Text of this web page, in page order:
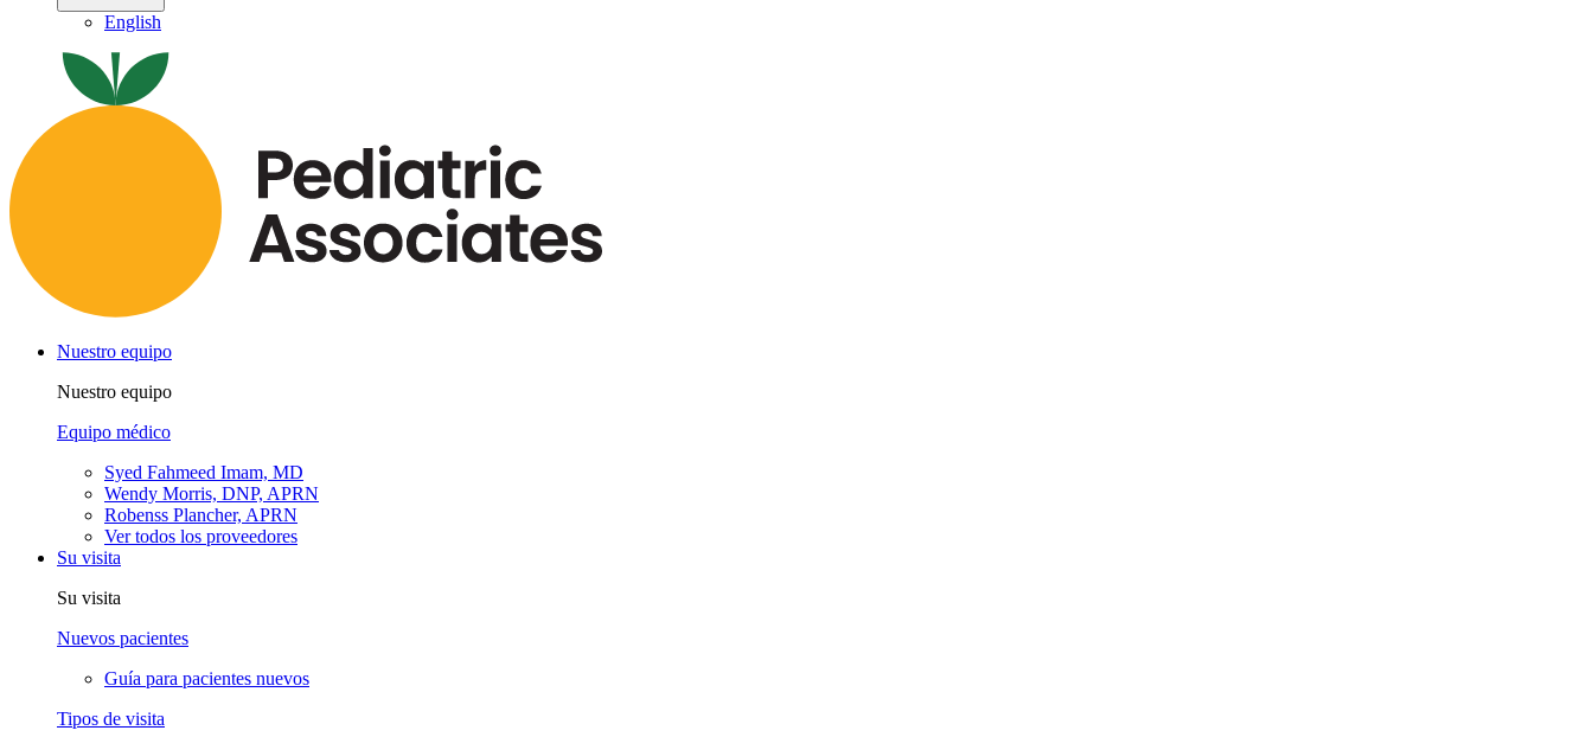
English
Nuestro equipo
Nuestro equipo
Equipo médico
Syed Fahmeed Imam, MD
Wendy Morris, DNP, APRN
Robenss Plancher, APRN
Ver todos los proveedores
Su visita
Su visita
Nuevos pacientes
Guía para pacientes nuevos
Tipos de visita